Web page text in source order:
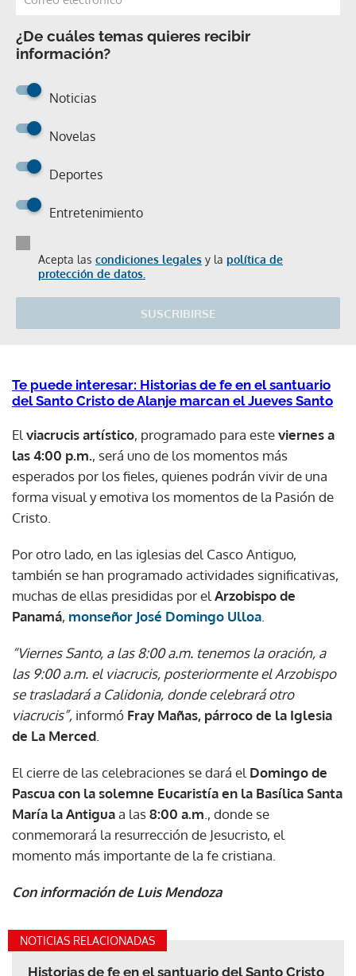
¿De cuáles temas quieres recibir
información?
Noticias
Novelas
Deportes
Entretenimiento
Acepta las condiciones legales y la política de
protección de datos.
SUSCRIBIRSE
Te puede interesar: Historias de fe en el santuario
del Santo Cristo de Alanje marcan el Jueves Santo
El viacrucis artístico, programado para esteviernes a
las 4:00 p.m., será uno de los momentos más
esperados por los fieles, quienes podrán vivir de una
forma visual y emotiva los momentos de la Pasión de
Cristo.
Por otro lado, en las iglesias del Casco Antiguo,
también se han programado actividades significativas,
muchas de ellas presididas por el Arzobispo de
Panamá, monseñor José Domingo Ulloa
“Viernes Santo, a las 8:00 a.m. tenemos la oración, a
las 9:00 a.m. el viacrucis, posteriormente el Arzobispo
se trasladará a Calidonia, donde celebrará otro
viacrucis”, informó Fray Mañas, párroco de la Iglesia
de La Merced
El cierre de las celebraciones se dará el Domingo de
Pascua con la solemne Eucaristía en la Basílica Santa
María la Antiguaa las8:00 a.m ., donde se
conmemorará la resurrección de Jesucristo, el
momento más importante de la fe cristiana.
Con información de Luis Mendoza
NOTICIAS RELACIONADAS
Historias de fe en el santuario del Santo Cristo